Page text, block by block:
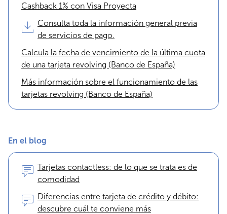
Cashback 1% con Visa Proyecta
Consulta toda la información general previa
de servicios de pago.
Calcula la fecha de vencimiento de la última cuota
de una tarjeta revolving (Banco de España)
Más información sobre el funcionamiento de las
tarjetas revolving (Banco de España)
En el blog
Tarjetas contactless: de lo que se trata es de
comodidad
Diferencias entre tarjeta de crédito y débito:
descubre cuál te conviene más